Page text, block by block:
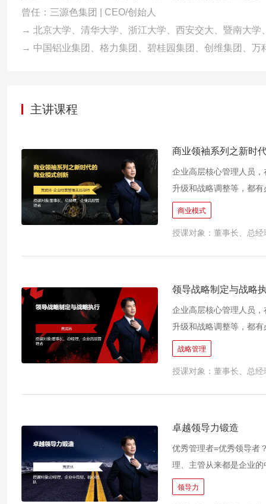
曾任：三源色集团 | CEO/创始人
→ 北京大学、清华大学、浙江大学、西安交大、暨南大学
→ 中国铝业集团、格力集团、碧桂园集团、创维集团、
主讲课程
商业领袖系列之新时
企业高层核心管理人员
升级和战略调整等，都
整合模型、分析工具、
源整合思路的研讨，将
破你的事业发展瓶颈，
商业模式
授课对象：董事长、总
领导战略制定与战略
企业高层核心管理人员
升级和战略调整等，都
对性的原创整合模型、
式重构和资源整合思路
的方法，突破你的事业
战略管理
授课对象：董事长、总
卓越领导力锻造
优秀管理者=优秀领导者
理、主管从来都是企业
多人是从业务或技术骨
而造成失误，给企业带
领导力